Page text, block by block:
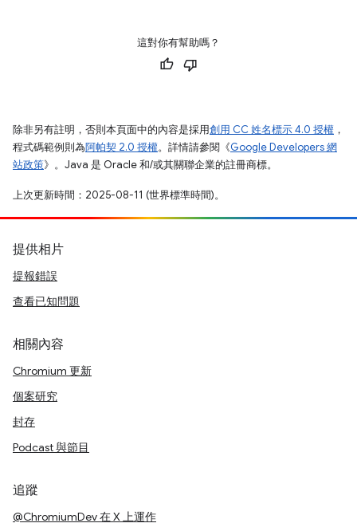
這對你有幫助嗎？
除非另有註明，否則本頁面中的內容是採用創用 CC 姓名標示 4.0 授權 ，
程式碼範例則為阿帕契 2.0 授權。詳情請參閱《Google Developers 網
站政策》。Java 是 Oracle 和/或其關聯企業的註冊商標。
上次更新時間：2025-08-11 (世界標準時間)。
提供相片
提報錯誤
查看已知問題
相關內容
Chromium 更新
個案研究
封存
Podcast 與節目
追蹤
@ChromiumDev 在 X 上運作